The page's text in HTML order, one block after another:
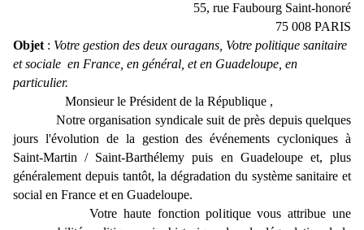
55, rue Faubourg Saint-honoré
75 008 PARIS
Objet : Votre gestion des deux ouragans, Votre politique sanitaire
et sociale en France, en général, et en Guadeloupe, en
particulier.
Monsieur le Président de la République ,
Notre organisation syndicale suit de près depuis quelques
jours l'évolution de la gestion des événements cycloniques à
Saint-Martin / Saint-Barthélemy puis en Guadeloupe et, plus
généralement depuis tantôt, la dégradation du système sanitaire et
social en France et en Guadeloupe.
Votre haute fonction politique vous attribue une